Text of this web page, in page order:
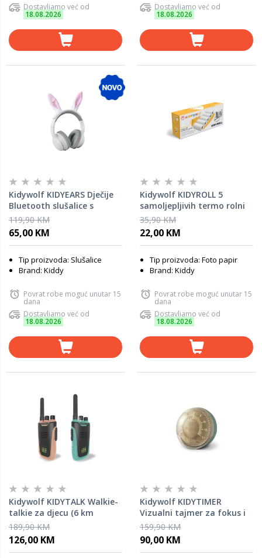
Dostavljamo već od
18.08.2026
Dostavljamo već od
18.08.2026
Kidywolf KIDYEARS Dječije
Bluetooth slušalice s
motivom 85 dB – Rabbit
119,90 KM
65,00 KM
Tip proizvoda: Slušalice
Brand: Kiddy
Povrat robe moguć unutar 15
dana
Dostavljamo već od
18.08.2026
Kidywolf KIDYROLL 5
samoljepljivih termo rolni
za KIDYPRINT kameru –
Stickers
35,90 KM
22,00 KM
Tip proizvoda: Foto papir
Brand: Kiddy
Povrat robe moguć unutar 15
dana
Dostavljamo već od
18.08.2026
Kidywolf KIDYTALK Walkie-
talkie za djecu (6 km
domet) – Nude Cyan
189,90 KM
126,00 KM
Kidywolf KIDYTIMER
Vizualni tajmer za fokus i
igru
159,90 KM
90,00 KM